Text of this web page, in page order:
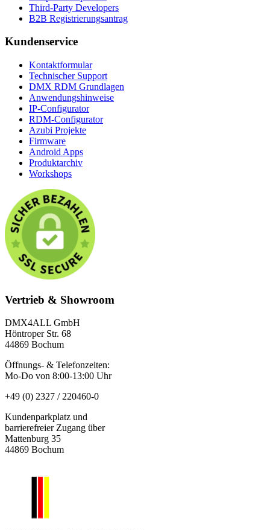
Third-Party Developers
B2B Registrierungsantrag
Kundenservice
Kontaktformular
Technischer Support
DMX RDM Grundlagen
Anwendungshinweise
IP-Configurator
RDM-Configurator
Azubi Projekte
Firmware
Android Apps
Produktarchiv
Workshops
Vertrieb & Showroom
DMX4ALL GmbH
Höntroper Str. 68
44869 Bochum
Öffnungs- & Telefonzeiten:
Mo-Do von 8:00-13:00 Uhr
+49 (0) 2327 / 220460-0
Kundenparkplatz und
barrierefreier Zugang über
Mattenburg 35
44869 Bochum